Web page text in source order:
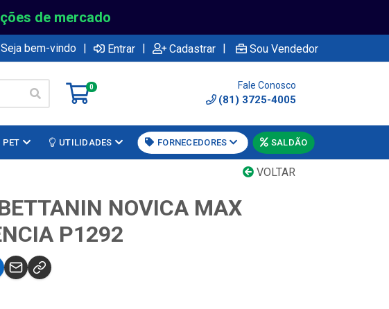
de mercado
Seja bem-vindo | Entrar | Cadastrar | Sou Vendedor
0 Fale Conosco
(81) 3725-4005
PET UTILIDADES FORNECEDORES SALDÃO
VOLTAR
NOVICA MAX
P1292